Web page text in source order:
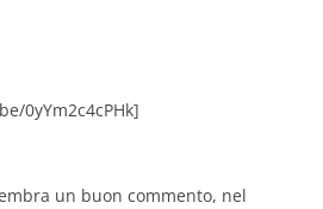
0yYm2c4cPHk]
un buon commento, nel